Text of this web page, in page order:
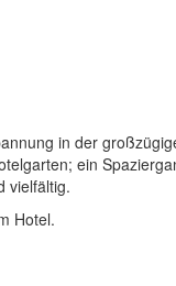
in der
ein
vielfältig.
Hotel.